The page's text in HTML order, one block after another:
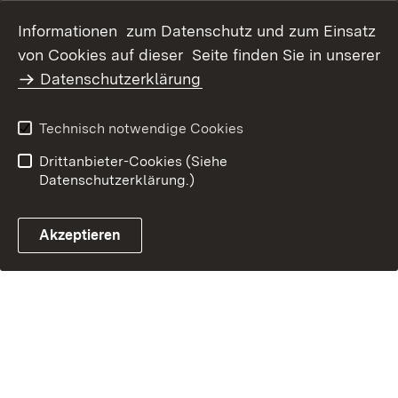
Barrierefreiheit
Benutzungshinweise
Impressum
Informationen zum Datenschutz und zum Einsatz
von Cookies auf dieser Seite finden Sie in unserer
Datenschutzerklärung
Technisch notwendige Cookies
Drittanbieter-Cookies (Siehe
Datenschutzerklärung.)
Akzeptieren